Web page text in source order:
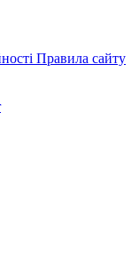
Правила сайту